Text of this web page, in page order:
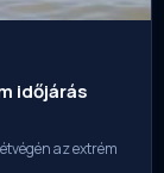
időjárás
az extrém